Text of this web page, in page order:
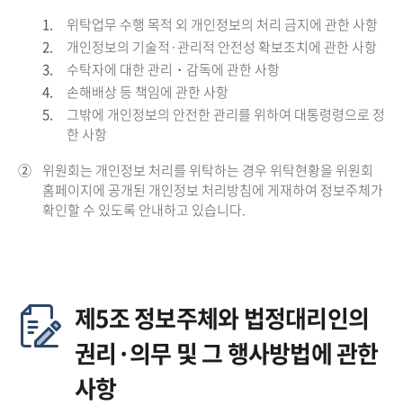
1.
위탁업무 수행 목적 외 개인정보의 처리 금지에 관한 사항
2.
개인정보의 기술적·관리적 안전성 확보조치에 관한 사항
3.
수탁자에 대한 관리・감독에 관한 사항
4.
손해배상 등 책임에 관한 사항
5.
그밖에 개인정보의 안전한 관리를 위하여 대통령령으로 정
한 사항
② 위원회는 개인정보 처리를 위탁하는 경우 위탁현황을 위원회
홈페이지에 공개된 개인정보 처리방침에 게재하여 정보주체가
확인할 수 있도록 안내하고 있습니다.
제5조 정보주체와 법정대리인의
권리·의무 및 그 행사방법에 관한
사항